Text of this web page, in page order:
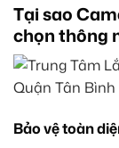
Tại sao
chọn thông
Bảo vệ toàn